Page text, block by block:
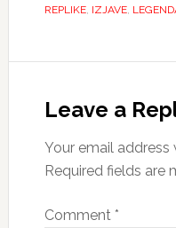
REPLIKE, IZJAVE,
Interactions
Leave a
Your email
Required fields are
Comment *